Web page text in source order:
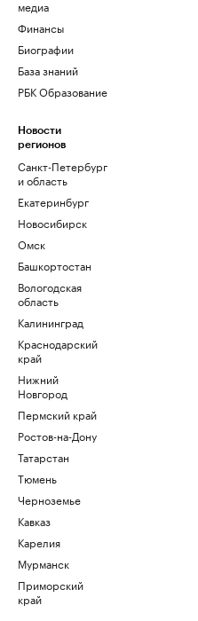
медиа
Финансы
Биографии
База знаний
РБК Образование
Новости
регионов
Санкт-Петербург
и область
Екатеринбург
Новосибирск
Омск
Башкортостан
Вологодская
область
Калининград
Краснодарский
край
Нижний
Новгород
Пермский край
Ростов-на-Дону
Татарстан
Тюмень
Черноземье
Кавказ
Карелия
Мурманск
Приморский
край